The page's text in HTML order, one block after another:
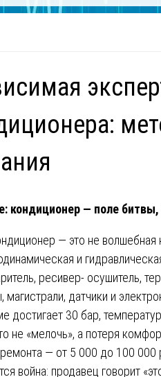
кондиционер — поле
— это не
и
ресивер- осушитель,
магистрали, датчики и
достигает 30 бар,
не «мелочь», а потеря
— от 5 000 до 100 000
война: продавец говорит